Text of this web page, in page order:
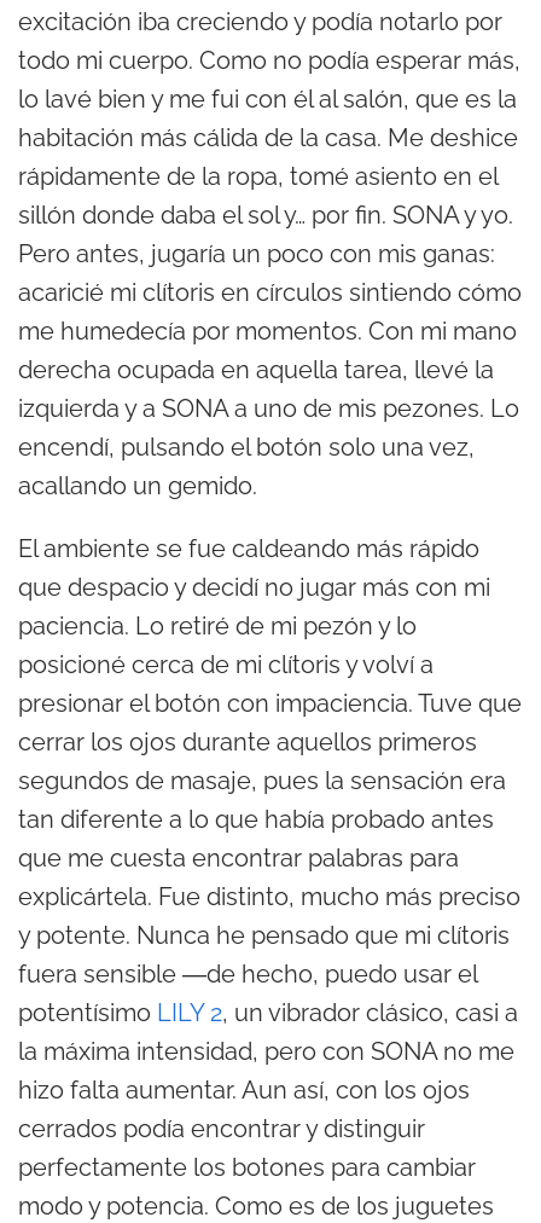
excitación iba creciendo y podía notarlo por
todo mi cuerpo. Como no podía esperar más,
lo lavé bien y me fui con él al salón, que es la
habitación más cálida de la casa. Me deshice
rápidamente de la ropa, tomé asiento en el
sillón donde daba el sol y… por fin. SONA y yo.
Pero antes, jugaría un poco con mis ganas:
acaricié mi clítoris en círculos sintiendo cómo
me humedecía por momentos. Con mi mano
derecha ocupada en aquella tarea, llevé la
izquierda y a SONA a uno de mis pezones. Lo
encendí, pulsando el botón solo una vez,
acallando un gemido.
El ambiente se fue caldeando más rápido
que despacio y decidí no jugar más con mi
paciencia. Lo retiré de mi pezón y lo
posicioné cerca de mi clítoris y volví a
presionar el botón con impaciencia. Tuve que
cerrar los ojos durante aquellos primeros
segundos de masaje, pues la sensación era
tan diferente a lo que había probado antes
que me cuesta encontrar palabras para
explicártela. Fue distinto, mucho más preciso
y potente. Nunca he pensado que mi clítoris
fuera sensible ―de hecho, puedo usar el
potentísimo LILY 2, un vibrador clásico, casi a
la máxima intensidad, pero con SONA no me
hizo falta aumentar. Aun así, con los ojos
cerrados podía encontrar y distinguir
perfectamente los botones para cambiar
modo y potencia. Como es de los juguetes